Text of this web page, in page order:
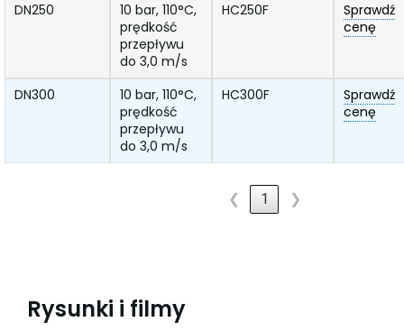
DN250
10 bar, 110°C,
prędkość
przepływu
do 3,0 m/s
HC250F
Sprawdź
cenę
DN300
10 bar, 110°C,
prędkość
przepływu
do 3,0 m/s
HC300F
Sprawdź
cenę
❮ 1 ❯
Rysunki i filmy